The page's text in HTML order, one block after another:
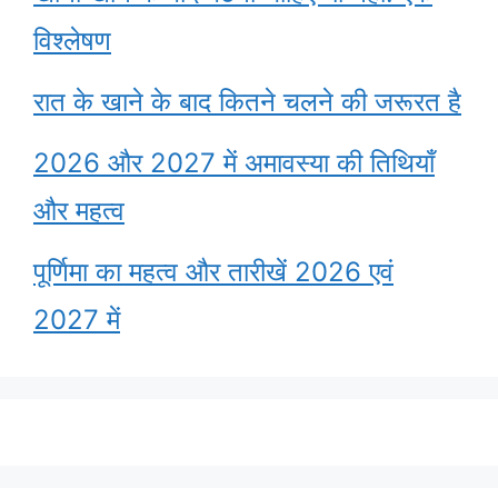
विश्लेषण
रात के खाने के बाद कितने चलने की जरूरत है
2026 और 2027 में अमावस्या की तिथियाँ
और महत्व
पूर्णिमा का महत्व और तारीखें 2026 एवं
2027 में